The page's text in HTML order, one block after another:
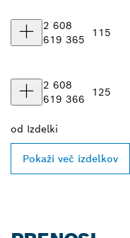
2 608
619 365
115
2 608
619 366
125
od Izdelki
Pokaži več izdelkov